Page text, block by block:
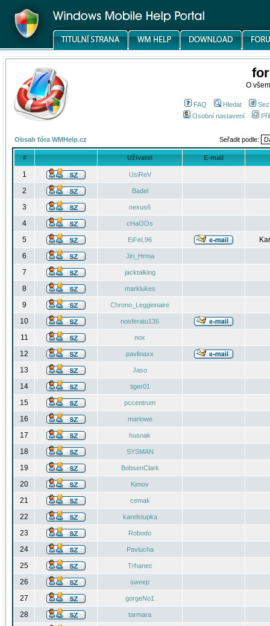
O
FAQ Hledat
Osobní nastavení
Obsah fóra WMHelp.cz Seřadit podle:
# Uživatel E-mail
1 UsiReV
2 Badel
3 nexus6
4 cHaOOs
5 EiFeL96
6
Jiri_Hrma
7 jacktalking
8 marklukes
9 Chrono_Leggionaire
10 nosferatu135
11 nox
12 pavlinaxx
13 Jaso
14 tiger01
15 pccentrum
16 marlowe
17 husnak
18 SYSMAN
19 BobsenClark
20 Kimov
21 cemak
22 karelstupka
23 Robodo
24 Pavlucha
25 Trhanec
26 sweep
27 gorgeNo1
28 tarmara